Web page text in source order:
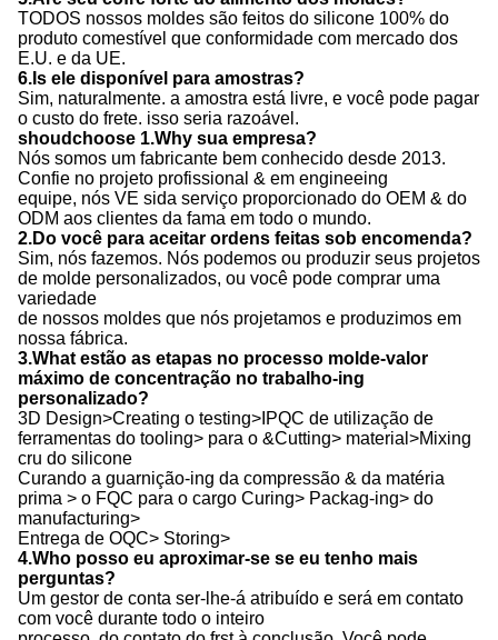
TODOS nossos moldes são feitos do silicone 100% do
produto comestível que conformidade com mercado dos
E.U. e da UE.
6.Is ele disponível para amostras?
Sim, naturalmente. a amostra está livre, e você pode pagar
o custo do frete. isso seria razoável.
shoudchoose 1.Why sua empresa?
Nós somos um fabricante bem conhecido desde 2013.
Confie no projeto profissional & em engineeing
equipe, nós VE sida serviço proporcionado do OEM & do
ODM aos clientes da fama em todo o mundo.
2.Do você para aceitar ordens feitas sob encomenda?
Sim, nós fazemos. Nós podemos ou produzir seus projetos
de molde personalizados, ou você pode comprar uma
variedade
de nossos moldes que nós projetamos e produzimos em
nossa fábrica.
3.What estão as etapas no processo molde-valor
máximo de concentração no trabalho-ing
personalizado?
3D Design>Creating o testing>IPQC de utilização de
ferramentas do tooling> para o &Cutting> material>Mixing
cru do silicone
Curando a guarnição-ing da compressão & da matéria
prima > o FQC para o cargo Curing> Packag-ing> do
manufacturing>
Entrega de OQC> Storing>
4.Who posso eu aproximar-se se eu tenho mais
perguntas?
Um gestor de conta ser-lhe-á atribuído e será em contato
com você durante todo o inteiro